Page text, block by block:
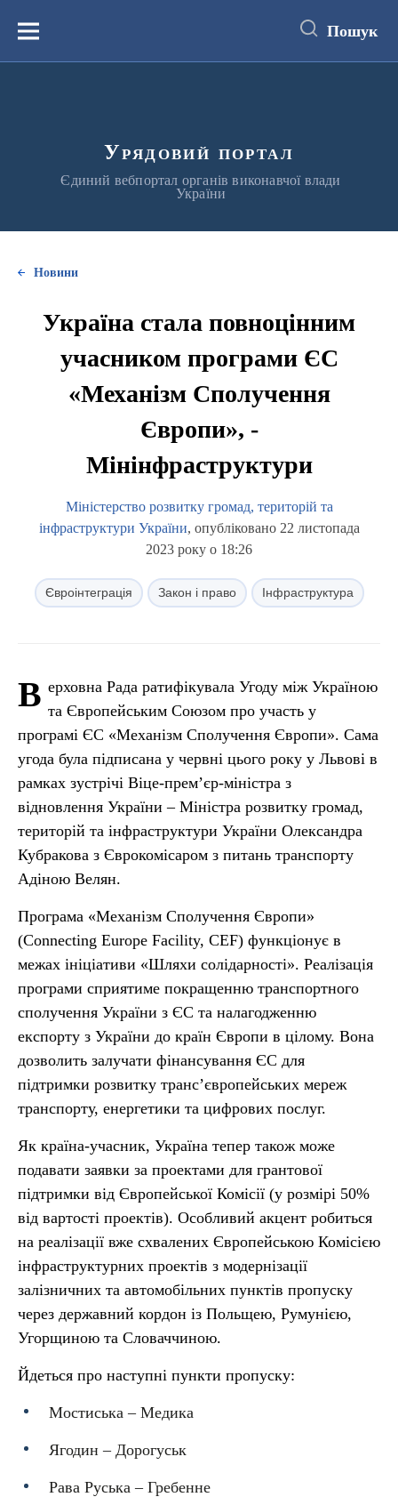
вмістуМеню Пошук
Урядовий портал
Єдиний вебпортал органів виконавчої влади
України
Новини
Україна стала повноцінним
учасником програми ЄС
«Механізм Сполучення
Європи», -
Мінінфраструктури
Міністерство розвитку громад, територій та
інфраструктури України, опубліковано 22 листопада
2023 року о 18:26
Євроінтеграція Закон і право Інфраструктура
В ерховна Рада ратифікувала Угоду між Україною
та Європейським Союзом про участь у
програмі ЄС «Механізм Сполучення Європи». Сама
угода була підписана у червні цього року у Львові в
рамках зустрічі Віце-прем’єр-міністра з
відновлення України – Міністра розвитку громад,
територій та інфраструктури України Олександра
Кубракова з Єврокомісаром з питань транспорту
Адіною Велян.
Програма «Механізм Сполучення Європи»
(Connecting Europe Facility, CEF) функціонує в
межах ініціативи «Шляхи солідарності». Реалізація
програми сприятиме покращенню транспортного
сполучення України з ЄС та налагодженню
експорту з України до країн Європи в цілому. Вона
дозволить залучати фінансування ЄС для
підтримки розвитку транс’європейських мереж
транспорту, енергетики та цифрових послуг.
Як країна-учасник, Україна тепер також може
подавати заявки за проектами для грантової
підтримки від Європейської Комісії (у розмірі 50%
від вартості проектів). Особливий акцент робиться
на реалізації вже схвалених Європейською Комісією
інфраструктурних проектів з модернізації
залізничних та автомобільних пунктів пропуску
через державний кордон із Польщею, Румунією,
Угорщиною та Словаччиною.
Йдеться про наступні пункти пропуску:
Мостиська – Медика
Ягодин – Дорогуськ
Рава Руська – Гребенне